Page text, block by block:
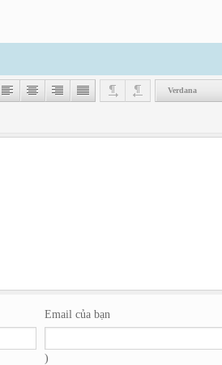
Verdana
Email của bạn
)